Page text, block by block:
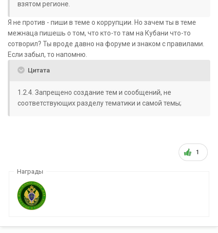
взятом регионе.
Я не против - пиши в теме о коррупции. Но зачем ты в теме
межнаца пишешь о том, что кто-то там на Кубани что-то
сотворил? Ты вроде давно на форуме и знаком с правилами.
Если забыл, то напомню.
Цитата
1.2.4. Запрещено создание тем и сообщений, не
соответствующих разделу тематики и самой темы;
1
Награды